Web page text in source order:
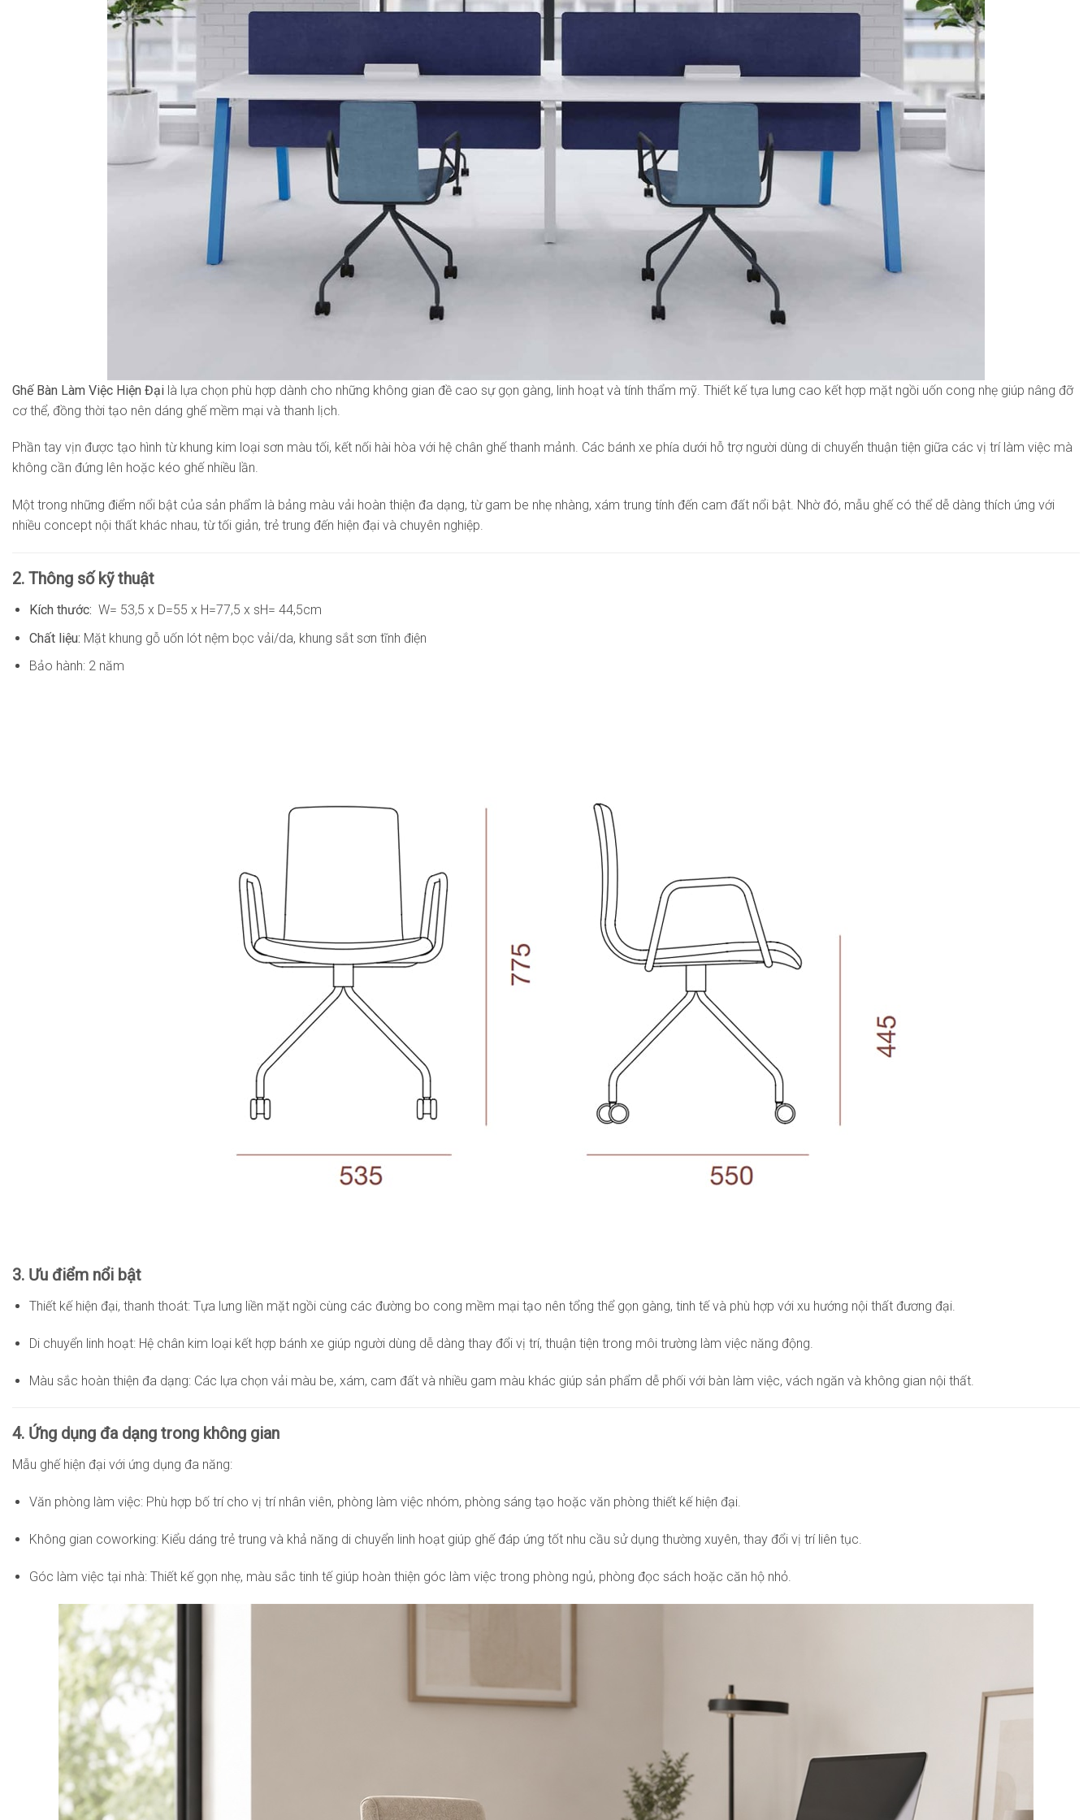
Ghế Bàn Làm Việc Hiện Đại là lựa chọn phù hợp dành cho những không gian đề cao sự gọn gàng, linh hoạt và tính thẩm mỹ. Thiết kế tựa lưng cao kết hợp mặt ngồi uốn cong nhẹ giúp nâng đỡ
cơ thể, đồng thời tạo nên dáng ghế mềm mại và thanh lịch.
Phần tay vịn được tạo hình từ khung kim loại sơn màu tối, kết nối hài hòa với hệ chân ghế thanh mảnh. Các bánh xe phía dưới hỗ trợ người dùng di chuyển thuận tiện giữa các vị trí làm việc mà
không cần đứng lên hoặc kéo ghế nhiều lần.
Một trong những điểm nổi bật của sản phẩm là bảng màu vải hoàn thiện đa dạng, từ gam be nhẹ nhàng, xám trung tính đến cam đất nổi bật. Nhờ đó, mẫu ghế có thể dễ dàng thích ứng với
nhiều concept nội thất khác nhau, từ tối giản, trẻ trung đến hiện đại và chuyên nghiệp.
2. Thông số kỹ thuật
Kích thước: W= 53,5 x D=55 x H=77,5 x sH= 44,5cm
Chất liệu: Mặt khung gỗ uốn lót nệm bọc vải/da, khung sắt sơn tĩnh điện
Bảo hành: 2 năm
3. Ưu điểm nổi bật
Thiết kế hiện đại, thanh thoát: Tựa lưng liền mặt ngồi cùng các đường bo cong mềm mại tạo nên tổng thể gọn gàng, tinh tế và phù hợp với xu hướng nội thất đương đại.
Di chuyển linh hoạt: Hệ chân kim loại kết hợp bánh xe giúp người dùng dễ dàng thay đổi vị trí, thuận tiện trong môi trường làm việc năng động.
Màu sắc hoàn thiện đa dạng: Các lựa chọn vải màu be, xám, cam đất và nhiều gam màu khác giúp sản phẩm dễ phối với bàn làm việc, vách ngăn và không gian nội thất.
4. Ứng dụng đa dạng trong không gian
Mẫu ghế hiện đại với ứng dụng đa năng:
Văn phòng làm việc: Phù hợp bố trí cho vị trí nhân viên, phòng làm việc nhóm, phòng sáng tạo hoặc văn phòng thiết kế hiện đại.
Không gian coworking: Kiểu dáng trẻ trung và khả năng di chuyển linh hoạt giúp ghế đáp ứng tốt nhu cầu sử dụng thường xuyên, thay đổi vị trí liên tục.
Góc làm việc tại nhà: Thiết kế gọn nhẹ, màu sắc tinh tế giúp hoàn thiện góc làm việc trong phòng ngủ, phòng đọc sách hoặc căn hộ nhỏ.